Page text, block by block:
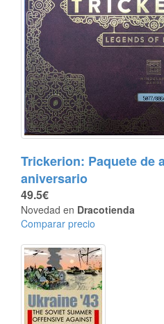
Trickerion: Paquete de
aniversario
49.5€
Novedad en Dracotienda
Comparar precio